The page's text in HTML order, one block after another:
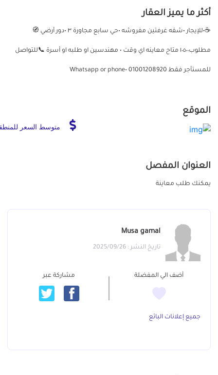
أكثر ما يميز العقار
☕️•للإيجار •شقه غرفتين مفروشه •حي سابع مجاورة ٣ •دور أرضي 🧭
مطلوب١٠٥٠٠ متاح معاينه اي وقت • مهندسين او طلبه او أسرة 📞للتواصل
للمستأجر فقط 01001208920 •Whatsapp or phone
الموقع
متوسط السعر
العنوان المفصل
يمكنك طلب معاينة
Musa gamal
تاريخ النشر : 2025/09/26
أضف الي المفضلة مشاركة عبر
جميع إعلانات البائع